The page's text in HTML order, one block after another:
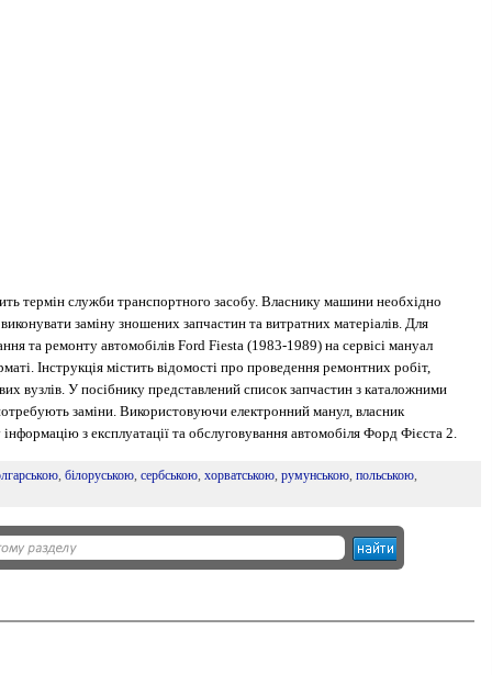
термін служби транспортного засобу. Власнику машини необхідно
виконувати заміну зношених запчастин та витратних матеріалів. Для
та ремонту автомобілів Ford Fiesta (1983-1989) на сервісі мануал
Інструкція містить відомості про проведення ремонтних робіт,
вузлів. У посібнику представлений список запчастин з каталожними
заміни. Використовуючи електронний манул, власник
з експлуатації та обслуговування автомобіля Форд Фієста 2.
, білоруською, сербською, хорватською, румунською, польською,